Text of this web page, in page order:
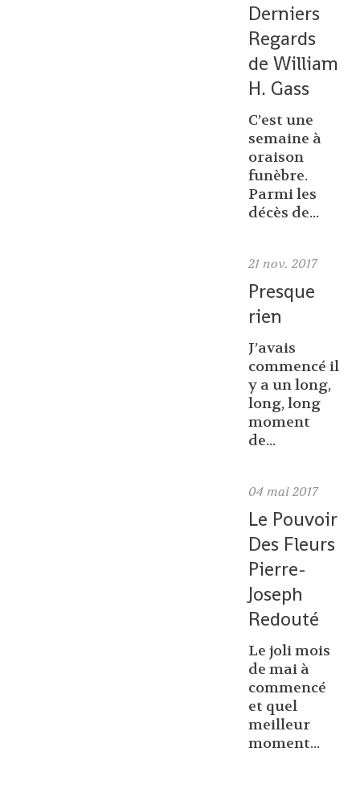
Derniers
Regards
de William
H. Gass
C’est une
semaine à
oraison
funèbre.
Parmi les
décès de...
21 nov. 2017
Presque
rien
J’avais
commencé il
y a un long,
long, long
moment
de...
04 mai 2017
Le Pouvoir
Des Fleurs
Pierre-
Joseph
Redouté
Le joli mois
de mai à
commencé
et quel
meilleur
moment...